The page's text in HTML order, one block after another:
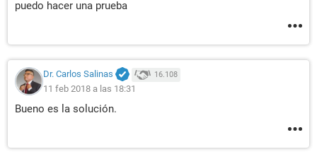
puedo hacer una prueba
Dr. Carlos Salinas 16.108
11 feb 2018 a las 18:31
Bueno es la solución.